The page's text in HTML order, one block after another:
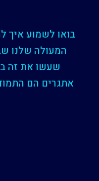
בואו לשמוע
המעולה שלנו
שעשו את זה
אתגרים הם